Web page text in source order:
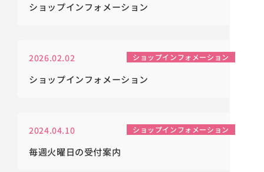
ショップインフォメーション
2026.02.02 ショップインフォメーション
ショップインフォメーション
2024.04.10 ショップインフォメーション
毎週火曜日の受付案内